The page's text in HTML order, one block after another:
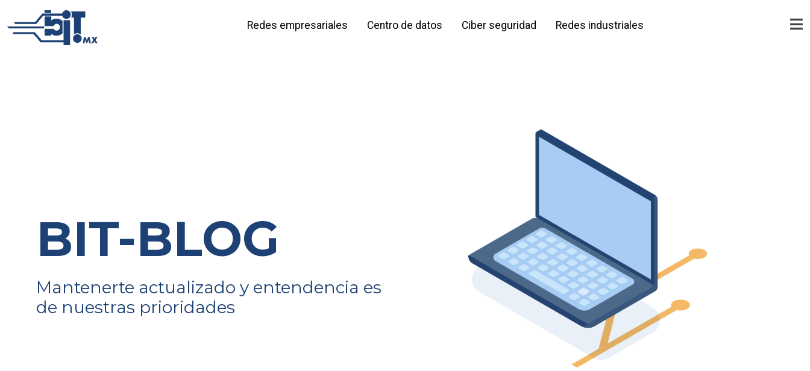
Redes empresariales Centro de datos Ciber seguridad Redes industriales
BIT-BLOG
Mantenerte actualizado y entendencia es
de nuestras prioridades